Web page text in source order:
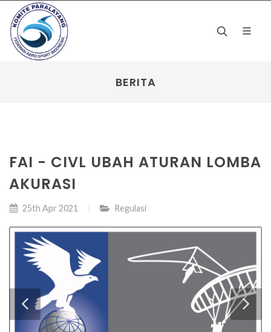
BERITA
FAI - CIVL UBAH ATURAN LOMBA
AKURASI
25th Apr 2021 Regulasi